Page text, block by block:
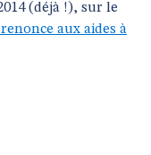
(déjà !), sur le
aux aides à